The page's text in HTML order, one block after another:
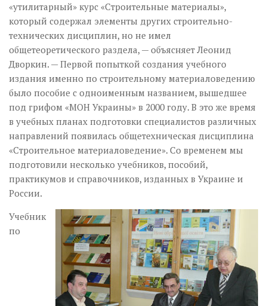
«утилитарный» курс «Строительные материалы»,
который содержал элементы других строительно-
технических дисциплин, но не имел
общетеоретического раздела, — объясняет Леонид
Дворкин. — Первой попыткой создания учебного
издания именно по строительному материаловедению
было пособие с одноименным названием, вышедшее
под грифом «МОН Украины» в 2000 году. В это же время
в учебных планах подготовки специалистов различных
направлений появилась общетехническая дисциплина
«Строительное материаловедение». Со временем мы
подготовили несколько учебников, пособий,
практикумов и справочников, изданных в Украине и
России.
Учебник
по